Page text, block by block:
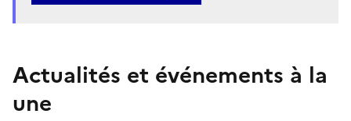
Actualités et événements à la
une